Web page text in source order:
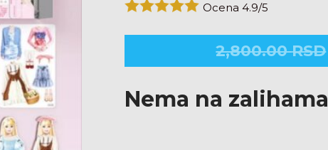
Ocena 4.9/5
2,800.00RSD
Nema na zalihama